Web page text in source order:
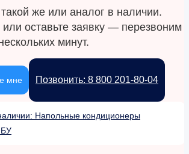
же или аналог в наличии.
или оставьте заявку — перезвоним
минут.
Позвонить: 8 800 201-80-04
мне
Напольные кондиционеры